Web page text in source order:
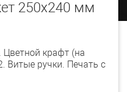
250х240 мм
крафт (на
Витые ручки. Печать с